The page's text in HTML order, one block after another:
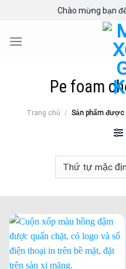
content
Chào mừng bạn
Pe foam
Trang chủ / Sản phẩm được